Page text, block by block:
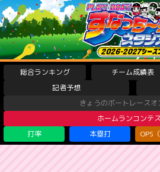
総合ランキング チーム成績表
記者予想
きょうのボートレースオ
ホームランコンテ
打率
本塁打 OPS